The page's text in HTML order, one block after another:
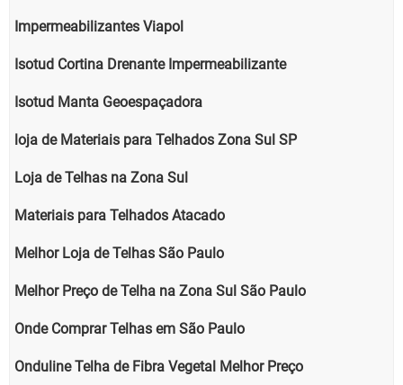
Impermeabilizantes Viapol
Isotud Cortina Drenante Impermeabilizante
Isotud Manta Geoespaçadora
loja de Materiais para Telhados Zona Sul SP
Loja de Telhas na Zona Sul
Materiais para Telhados Atacado
Melhor Loja de Telhas São Paulo
Melhor Preço de Telha na Zona Sul São Paulo
Onde Comprar Telhas em São Paulo
Onduline Telha de Fibra Vegetal Melhor Preço